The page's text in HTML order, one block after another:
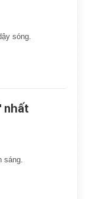
sóng.
nhất
sáng.